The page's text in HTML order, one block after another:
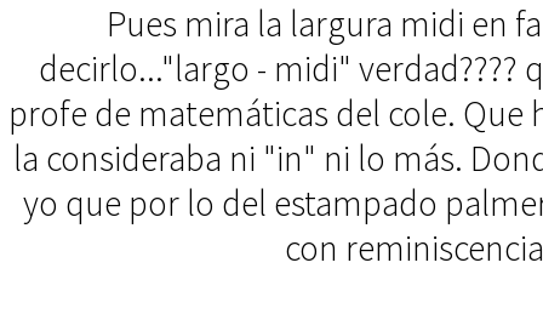
Pues mira la largura midi en
decirlo..."largo - midi"
profe de matemáticas del cole. Que
la consideraba ni "in" ni lo más.
yo que por lo del estampado
con